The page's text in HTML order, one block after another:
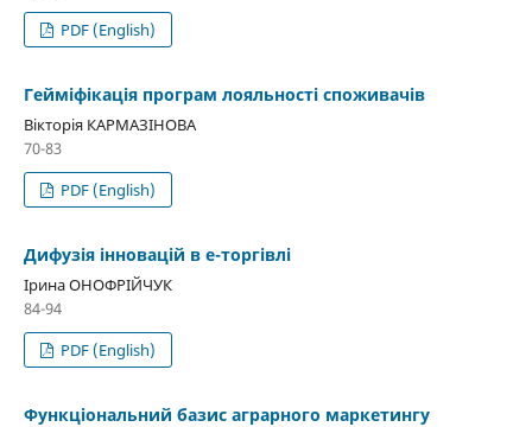
PDF (English)
Гейміфікація програм лояльності споживачів
Вікторія КАРМАЗІНОВА
70-83
PDF (English)
Дифузія інновацій в е-торгівлі
Ірина ОНОФРІЙЧУК
84-94
PDF (English)
Функціональний базис аграрного маркетингу